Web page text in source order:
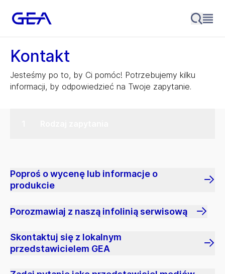
Kontakt
Jesteśmy po to, by Ci pomóc! Potrzebujemy kilku
informacji, by odpowiedzieć na Twoje zapytanie.
Poproś o wycenę lub informacje o
produkcie
Porozmawiaj z naszą infolinią serwisową
Skontaktuj się z lokalnym
przedstawicielem GEA